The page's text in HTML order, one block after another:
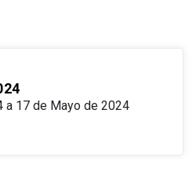
a 17 de Mayo de 2024